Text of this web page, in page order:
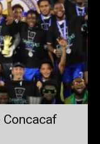
Concacaf